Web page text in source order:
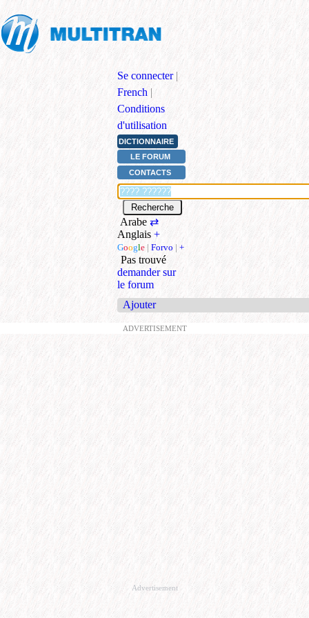
Se connecter |
French |
Conditions
d'utilisation
DICTIONNAIRE
LE FORUM
CONTACTS
Arabe ⇄
Anglais +
Google | Forvo | +
Pas trouvé
demander sur
le forum
Ajouter
ADVERTISEMENT
Advertisement